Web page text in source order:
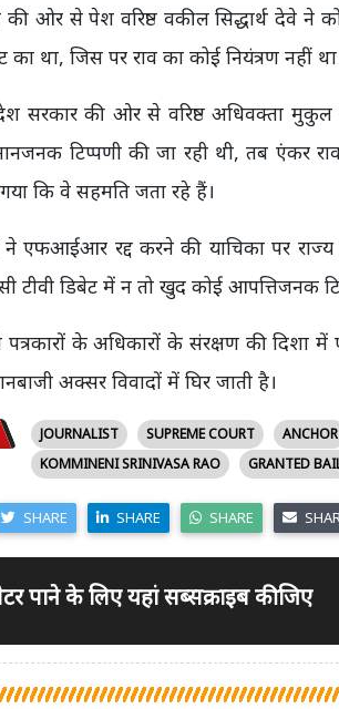
की ओर से पेश वरिष्ठ वकील सिद्धार्थ देवे ने
का था, जिस पर राव का कोई नियंत्रण नहीं
सरकार की ओर से वरिष्ठ अधिवक्ता
टिप्पणी की जा रही थी, तब एंकर
कि वे सहमति जता रहे हैं।
ने एफआईआर रद्द करने की याचिका पर
टीवी डिबेट में न तो खुद कोई आपत्तिजनक
के अधिकारों के संरक्षण की
अक्सर विवादों में घिर जाती है।
JOURNALIST SUPREME COURT ANCHOR
KOMMINENI SRINIVASA RAO
GRANTED
SHARE SHARE SHARE
पाने के लिए यहां सब्सक्राइब कीजिए